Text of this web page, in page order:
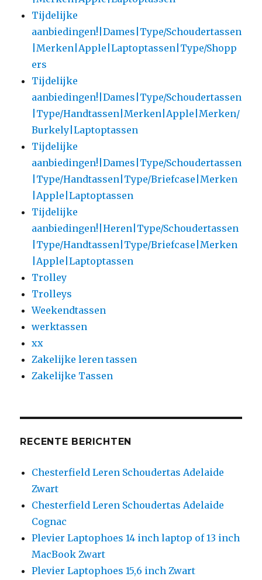
Tijdelijke
aanbiedingen!|Dames|Type/Schoudertassen
|Merken|Apple|Laptoptassen|Type/Shopp
ers
Tijdelijke
aanbiedingen!|Dames|Type/Schoudertassen
|Type/Handtassen|Merken|Apple|Merken/
Burkely|Laptoptassen
Tijdelijke
aanbiedingen!|Dames|Type/Schoudertassen
|Type/Handtassen|Type/Briefcase|Merken
|Apple|Laptoptassen
Tijdelijke
aanbiedingen!|Heren|Type/Schoudertassen
|Type/Handtassen|Type/Briefcase|Merken
|Apple|Laptoptassen
Trolley
Trolleys
Weekendtassen
werktassen
xx
Zakelijke leren tassen
Zakelijke Tassen
RECENTE BERICHTEN
Chesterfield Leren Schoudertas Adelaide
Zwart
Chesterfield Leren Schoudertas Adelaide
Cognac
Plevier Laptophoes 14 inch laptop of 13 inch
MacBook Zwart
Plevier Laptophoes 15,6 inch Zwart